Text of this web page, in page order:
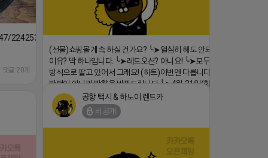
224253846149
댓글:20개
(선물)쇼핑몰 계속 하실 건가요? ╰➤열심히 해도 안되는
이유? 딱 하나입니다. ╰➤레드오션? 아니요! ╰➤모두 같은
방식으로 팔고 있어서 그래요! (하트)이번엔 다릅니다. ╰➤
방법이 아니라 방향을 바꿔드립니다 ╰➤4월 21일(화) 저
녁9시 ╰➤지금 구조를 바꿀 마지막 기회
https://blog.naver.com/eocomim/224250518436
댓글:20개
공항 택시 & 하노이 렌트카
비공개